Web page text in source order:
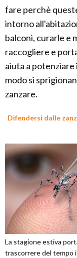
fare perchè
intorno
balconi, curarle e
raccogliere e
aiuta a
modo si
zanzare.
Difendersi dalle
La stagione estiva
trascorrere del tempo